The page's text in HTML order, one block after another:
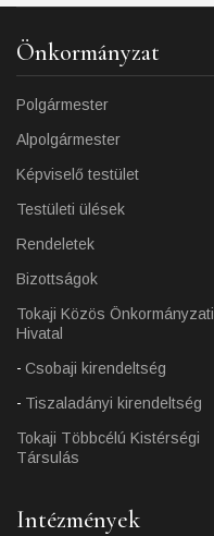
Önkormányzat
Polgármester
Alpolgármester
Képviselő testület
Testületi ülések
Rendeletek
Bizottságok
Tokaji Közös Önkormányzati
Hivatal
Csobaji kirendeltség
Tiszaladányi kirendeltség
Tokaji Többcélú Kistérségi
Társulás
Intézmények